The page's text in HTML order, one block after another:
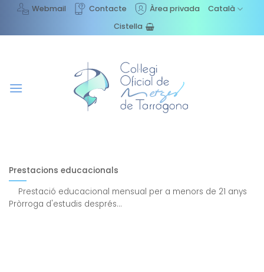
content
Webmail Contacte Àrea privada
Català
Cistella
Prestacions educacionals
Prestació educacional mensual per a menors de 21 anys
Pròrroga d'estudis després...